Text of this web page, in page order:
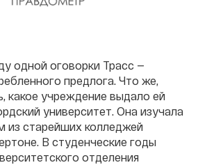
одной оговорки Трасс —
предлога. Что же,
какое учреждение выдало ей
университет. Она изучала
из старейших колледжей
В студенческие годы
отделения